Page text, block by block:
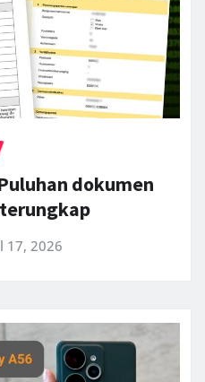
dokumen
17, 2026